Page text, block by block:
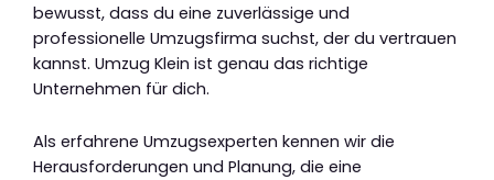
bewusst, dass du eine zuverlässige und
professionelle Umzugsfirma suchst, der du vertrauen
kannst. Umzug Klein ist genau das richtige
Unternehmen für dich.
Als erfahrene Umzugsexperten kennen wir die
Herausforderungen und Planung, die eine